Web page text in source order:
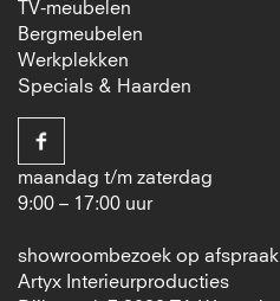
TV-meubelen
Bergmeubelen
Werkplekken
Specials & Haarden
maandag t/m zaterdag
9:00 – 17:00 uur
showroombezoek op afspraak
Artyx Interieurproducties